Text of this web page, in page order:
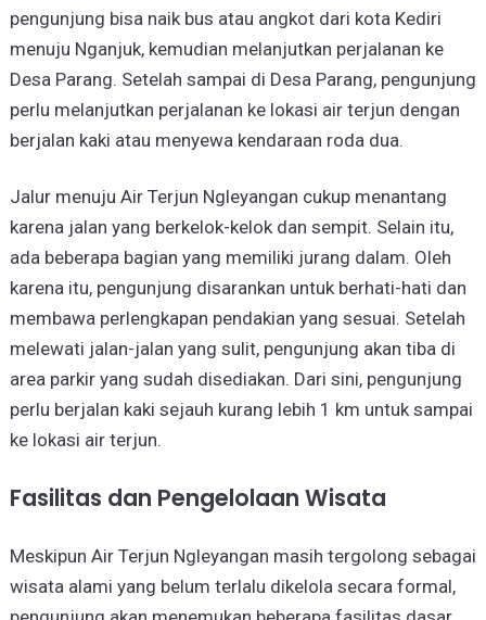
pengunjung bisa naik bus atau angkot dari kota Kediri
menuju Nganjuk, kemudian melanjutkan perjalanan ke
Desa Parang. Setelah sampai di Desa Parang, pengunjung
perlu melanjutkan perjalanan ke lokasi air terjun dengan
berjalan kaki atau menyewa kendaraan roda dua.
Jalur menuju Air Terjun Ngleyangan cukup menantang
karena jalan yang berkelok-kelok dan sempit. Selain itu,
ada beberapa bagian yang memiliki jurang dalam. Oleh
karena itu, pengunjung disarankan untuk berhati-hati dan
membawa perlengkapan pendakian yang sesuai. Setelah
melewati jalan-jalan yang sulit, pengunjung akan tiba di
area parkir yang sudah disediakan. Dari sini, pengunjung
perlu berjalan kaki sejauh kurang lebih 1 km untuk sampai
ke lokasi air terjun.
Fasilitas dan Pengelolaan Wisata
Meskipun Air Terjun Ngleyangan masih tergolong sebagai
wisata alami yang belum terlalu dikelola secara formal,